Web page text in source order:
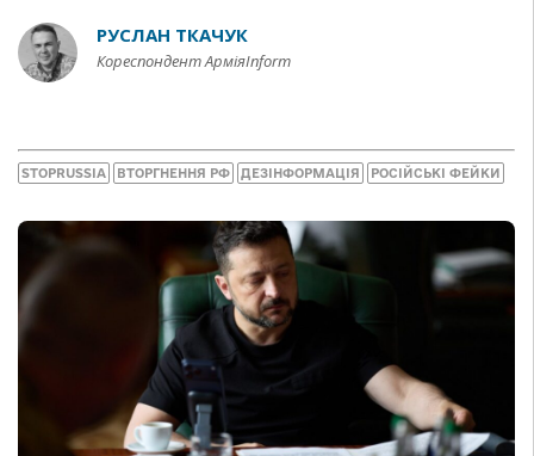
РУСЛАН ТКАЧУК
Кореспондент АрміяInform
STOPRUSSIA ВТОРГНЕННЯ РФ ДЕЗІНФОРМАЦІЯ РОСІЙСЬКІ ФЕЙКИ